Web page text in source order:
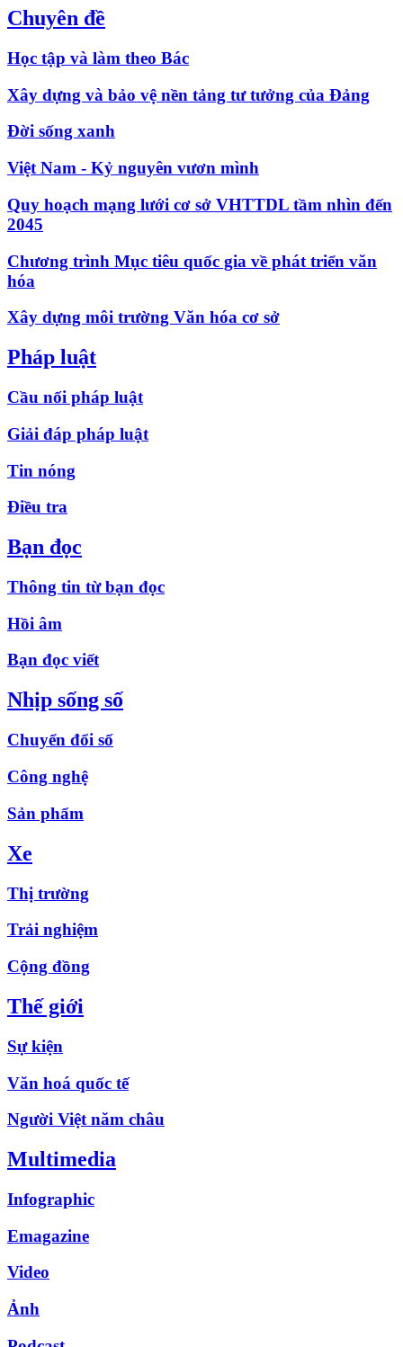
Chuyên đề
Học tập và làm theo Bác
Xây dựng và bảo vệ nền tảng tư tưởng của Đảng
Đời sống xanh
Việt Nam - Kỷ nguyên vươn mình
Quy hoạch mạng lưới cơ sở VHTTDL tầm nhìn đến
2045
Chương trình Mục tiêu quốc gia về phát triển văn
hóa
Xây dựng môi trường Văn hóa cơ sở
Pháp luật
Cầu nối pháp luật
Giải đáp pháp luật
Tin nóng
Điều tra
Bạn đọc
Thông tin từ bạn đọc
Hồi âm
Bạn đọc viết
Nhịp sống số
Chuyển đổi số
Công nghệ
Sản phẩm
Xe
Thị trường
Trải nghiệm
Cộng đồng
Thế giới
Sự kiện
Văn hoá quốc tế
Người Việt năm châu
Multimedia
Infographic
Emagazine
Video
Ảnh